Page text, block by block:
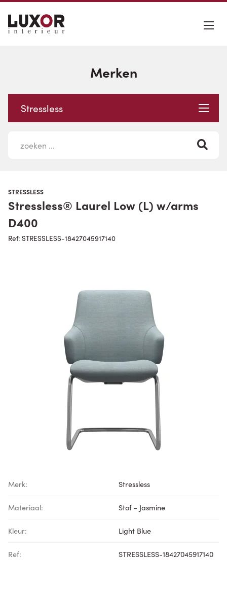
Merken
Stressless
STRESSLESS
Stressless® Laurel Low (L) w/arms
D400
Ref: STRESSLESS-18427045917140
Merk: Stressless
Materiaal: Stof - Jasmine
Kleur: Light Blue
Ref: STRESSLESS-18427045917140